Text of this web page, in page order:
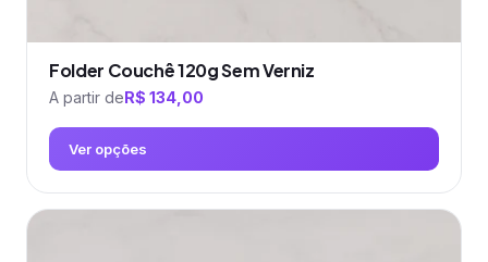
Folder Couchê 120g Sem Verniz
A partir deR$ 134,00
Ver opções
Este
produto